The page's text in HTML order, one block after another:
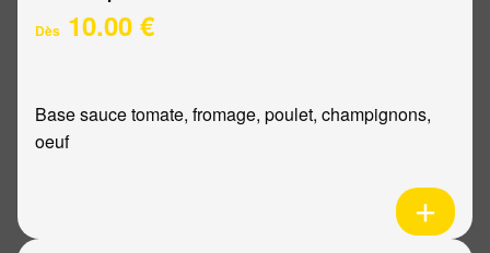
Dès 10.00 €
Base sauce tomate, fromage, poulet, champignons,
oeuf